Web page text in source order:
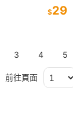
自助洗
毛清
$29
3 4 5
前往頁面